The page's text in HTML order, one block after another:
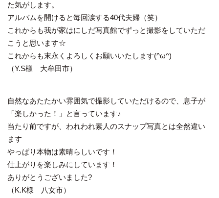
た気がします。
アルバムを開けると毎回涙する40代夫婦（笑）
これからも我が家はにしだ写真館でずっと撮影をしていただ
こうと思います☆
これからも末永くよろしくお願いいたします(^ω^)
（Y.S様 大牟田市）
自然なあたたかい雰囲気で撮影していただけるので、息子が
「楽しかった！」と言っています♪
当たり前ですが、われわれ素人のスナップ写真とは全然違い
ます
やっぱり本物は素晴らしいです！
仕上がりを楽しみにしています！
ありがとうございました?
（K.K様 八女市）